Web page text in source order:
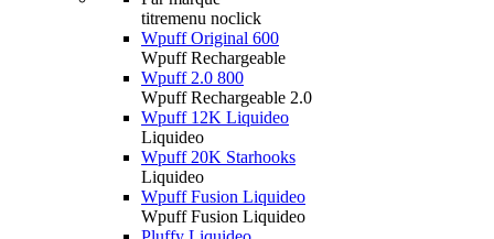
titremenu noclick
Wpuff Original 600
Wpuff Rechargeable
Wpuff 2.0 800
Wpuff Rechargeable 2.0
Wpuff 12K Liquideo
Liquideo
Wpuff 20K Starhooks
Liquideo
Wpuff Fusion Liquideo
Wpuff Fusion Liquideo